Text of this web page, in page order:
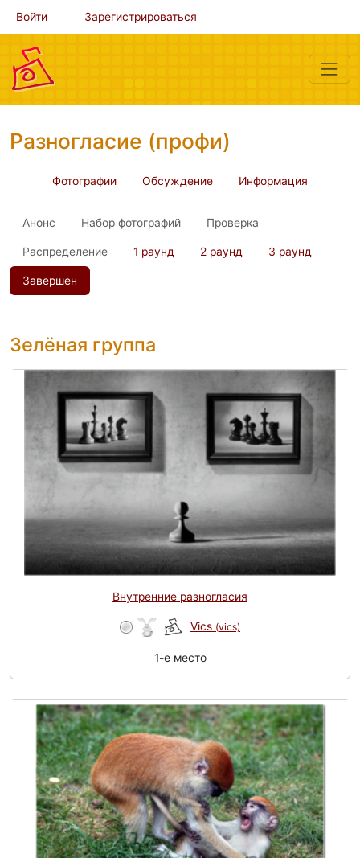
Войти Зарегистрироваться
Разногласие (профи)
Фотографии Обсуждение Информация
Анонс Набор фотографий Проверка
Распределение 1 раунд 2 раунд 3 раунд
Завершен
Зелёная группа
Внутренние разногласия
Vics (vics)
1-e место